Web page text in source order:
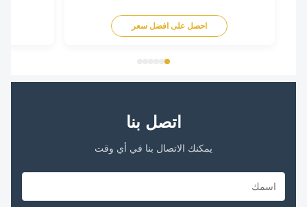
Output Power 78W Pole 6P AMPS 0.83A Speed
900RPM Capacitor 6μF/370V Insulation Class
احصل على افضل سعر
اتصل بنا
يمكنك الاتصال بنا في أي وقت